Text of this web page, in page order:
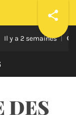
Comment
DES